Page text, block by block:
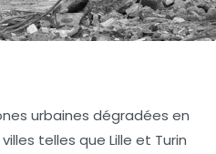
urbaines dégradées en
telles que Lille et Turin